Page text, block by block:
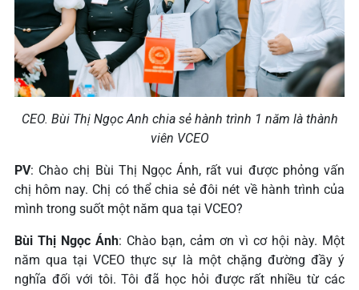
CEO. Bùi Thị Ngọc Anh chia sẻ hành trình 1 năm là thành
viên VCEO
PV: Chào chị Bùi Thị Ngọc Ánh, rất vui được phỏng vấn
chị hôm nay. Chị có thể chia sẻ đôi nét về hành trình của
mình trong suốt một năm qua tại VCEO?
Bùi Thị Ngọc Ánh: Chào bạn, cảm ơn vì cơ hội này. Một
năm qua tại VCEO thực sự là một chặng đường đầy ý
nghĩa đối với tôi. Tôi đã học hỏi được rất nhiều từ các